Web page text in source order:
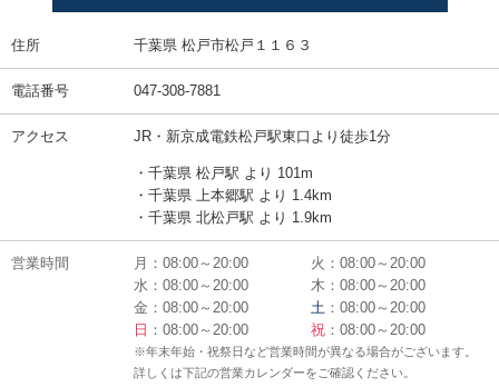
住所 千葉県 松戸市松戸１１６３
電話番号 047-308-7881
アクセス JR・新京成電鉄松戸駅東口より徒歩1分
・千葉県 松戸駅 より 101m
・千葉県 上本郷駅 より 1.4km
・千葉県 北松戸駅 より 1.9km
営業時間 月：08:00～20:00
火：08:00～20:00
水：08:00～20:00
木：08:00～20:00
金：08:00～20:00
土 ：08:00～20:00
日 ：08:00～20:00 祝 ：08:00～20:00
※年末年始・祝祭日など営業時間が異なる場合がございます。
詳しくは下記の営業カレンダーをご確認ください。